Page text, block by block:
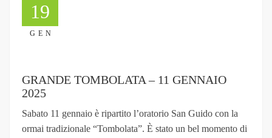
19
GEN
GRANDE TOMBOLATA – 11 GENNAIO
2025
Sabato 11 gennaio è ripartito l’oratorio San Guido con la
ormai tradizionale “Tombolata”. È stato un bel momento di